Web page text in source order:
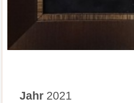
Jahr 2021